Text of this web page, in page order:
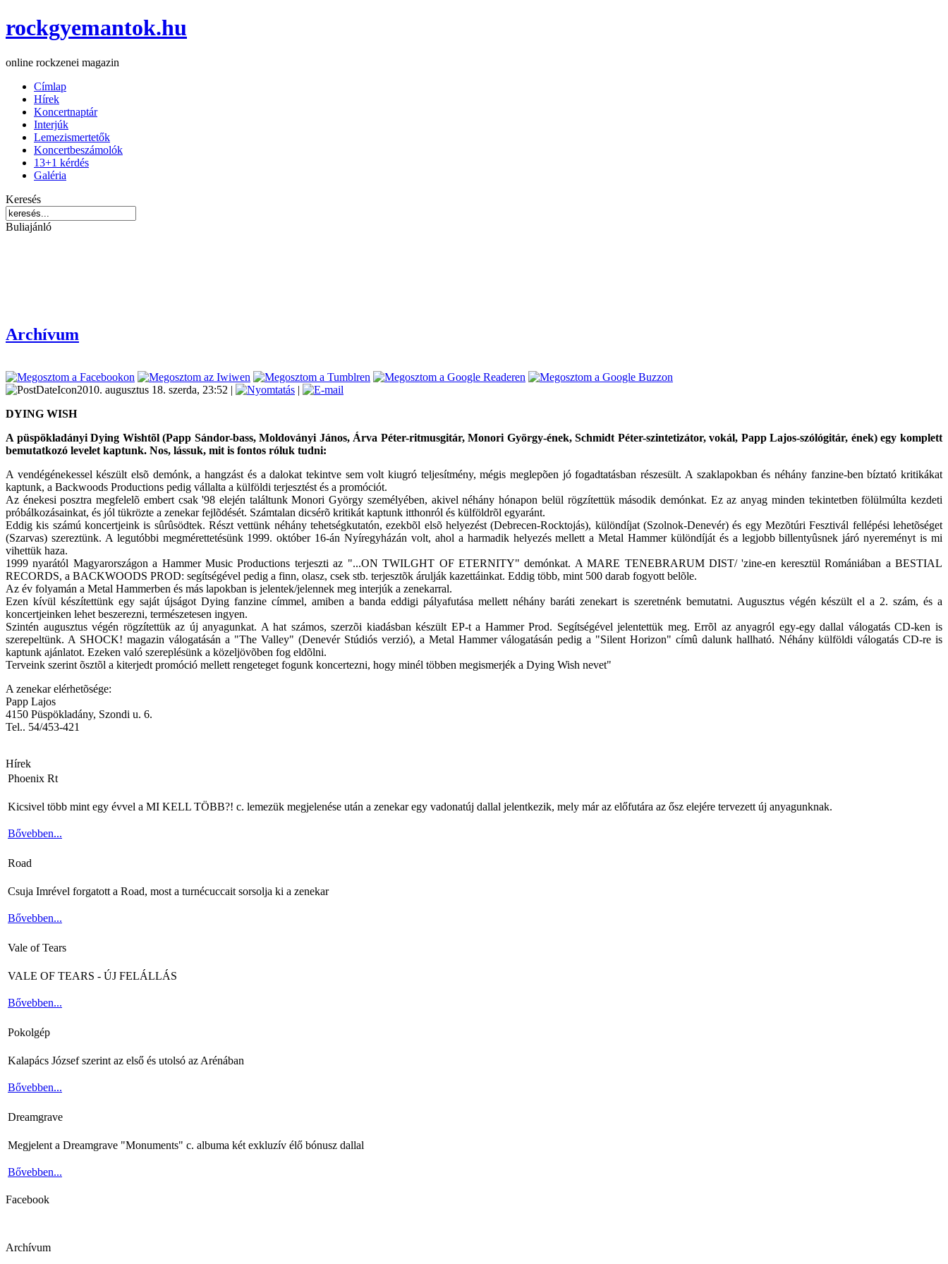
rockgyemantok.hu
online rockzenei magazin
Címlap
Hírek
Koncertnaptár
Interjúk
Lemezismertetők
Koncertbeszámolók
13+1 kérdés
Galéria
Keresés
Buliajánló
Archívum
2010. augusztus 18. szerda, 23:52 |
|
DYING WISH
A püspökladányi Dying Wishtõl (Papp Sándor-bass, Moldoványi János, Árva Péter-ritmusgitár, Monori György-ének, Schmidt Péter-szintetizátor, vokál, Papp Lajos-szólógitár, ének) egy komplett
bemutatkozó levelet kaptunk. Nos, lássuk, mit is fontos róluk tudni:
A vendégénekessel készült elsõ demónk, a hangzást és a dalokat tekintve sem volt kiugró teljesítmény, mégis meglepõen jó fogadtatásban részesült. A szaklapokban és néhány fanzine-ben bíztató kritikákat
kaptunk, a Backwoods Productions pedig vállalta a külföldi terjesztést és a promóciót.
Az énekesi posztra megfelelõ embert csak '98 elején találtunk Monori György személyében, akivel néhány hónapon belül rögzítettük második demónkat. Ez az anyag minden tekintetben fölülmúlta kezdeti
próbálkozásainkat, és jól tükrözte a zenekar fejlõdését. Számtalan dicsérõ kritikát kaptunk itthonról és külföldrõl egyaránt.
Eddig kis számú koncertjeink is sûrûsödtek. Részt vettünk néhány tehetségkutatón, ezekbõl elsõ helyezést (Debrecen-Rocktojás), különdíjat (Szolnok-Denevér) és egy Mezõtúri Fesztivál fellépési lehetõséget
(Szarvas) szereztünk. A legutóbbi megmérettetésünk 1999. október 16-án Nyíregyházán volt, ahol a harmadik helyezés mellett a Metal Hammer különdíját és a legjobb billentyûsnek járó nyereményt is mi
vihettük haza.
1999 nyarától Magyarországon a Hammer Music Productions terjeszti az "...ON TWILGHT OF ETERNITY" demónkat. A MARE TENEBRARUM DIST/ 'zine-en keresztül Romániában a BESTIAL
RECORDS, a BACKWOODS PROD: segítségével pedig a finn, olasz, csek stb. terjesztõk árulják kazettáinkat. Eddig több, mint 500 darab fogyott belõle.
Az év folyamán a Metal Hammerben és más lapokban is jelentek/jelennek meg interjúk a zenekarral.
Ezen kívül készítettünk egy saját újságot Dying fanzine címmel, amiben a banda eddigi pályafutása mellett néhány baráti zenekart is szeretnénk bemutatni. Augusztus végén készült el a 2. szám, és a
koncertjeinken lehet beszerezni, természetesen ingyen.
Szintén augusztus végén rögzítettük az új anyagunkat. A hat számos, szerzõi kiadásban készült EP-t a Hammer Prod. Segítségével jelentettük meg. Errõl az anyagról egy-egy dallal válogatás CD-ken is
szerepeltünk. A SHOCK! magazin válogatásán a "The Valley" (Denevér Stúdiós verzió), a Metal Hammer válogatásán pedig a "Silent Horizon" címû dalunk hallható. Néhány külföldi válogatás CD-re is
kaptunk ajánlatot. Ezeken való szereplésünk a közeljövõben fog eldõlni.
Terveink szerint õsztõl a kiterjedt promóció mellett rengeteget fogunk koncertezni, hogy minél többen megismerjék a Dying Wish nevet"
A zenekar elérhetõsége:
Papp Lajos
4150 Püspökladány, Szondi u. 6.
Tel.. 54/453-421
Hírek
Phoenix Rt
Kicsivel több mint egy évvel a MI KELL TÖBB?! c. lemezük megjelenése után a zenekar egy vadonatúj dallal jelentkezik, mely már az előfutára az ősz elejére tervezett új anyagunknak.
Bővebben...
Road
Csuja Imrével forgatott a Road, most a turnécuccait sorsolja ki a zenekar
Bővebben...
Vale of Tears
VALE OF TEARS - ÚJ FELÁLLÁS
Bővebben...
Pokolgép
Kalapács József szerint az első és utolsó az Arénában
Bővebben...
Dreamgrave
Megjelent a Dreamgrave "Monuments" c. albuma két exkluzív élő bónusz dallal
Bővebben...
Facebook
Archívum